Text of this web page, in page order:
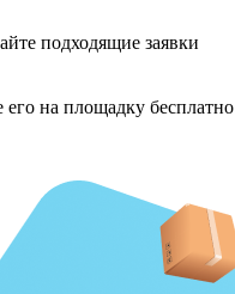
подходящие заявки
его на площадку бесплатно